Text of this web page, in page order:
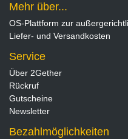
Mehr über...
OS-Plattform zur
Liefer- und Versandkosten
Service
Über 2Gether
Rückruf
Gutscheine
Newsletter
Bezahlmöglichkeiten